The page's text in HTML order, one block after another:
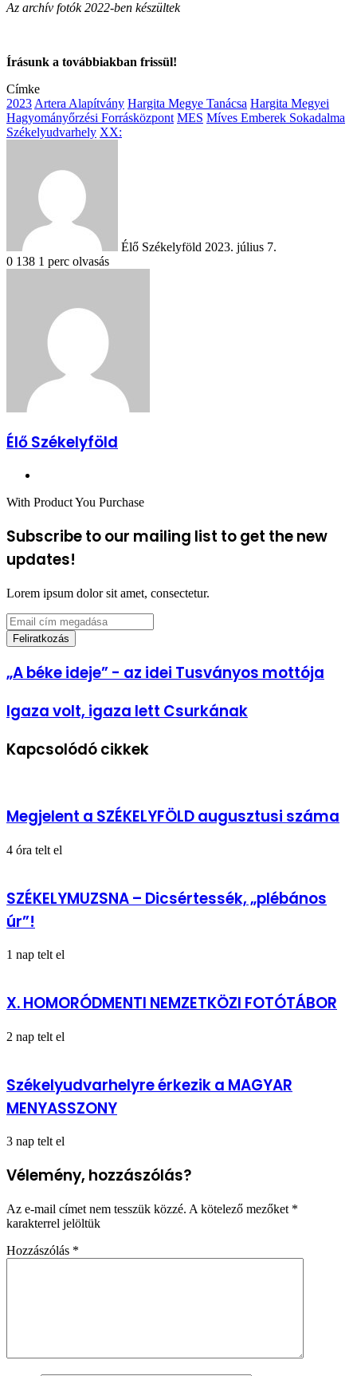
Az archív fotók 2022-ben készültek
Írásunk a továbbiakban frissül!
Címke
2023 Artera Alapítvány Hargita Megye Tanácsa Hargita Megyei
Hagyományőrzési Forrásközpont MES Míves Emberek Sokadalma
Székelyudvarhely XX:
Élő Székelyföld 2023. július 7.
0 138 1 perc olvasás
Élő Székelyföld
With Product You Purchase
Subscribe to our mailing list to get the new
updates!
Lorem ipsum dolor sit amet, consectetur.
Email
cím
megadása
„A
béke
az
Tusványos
„A béke ideje” - az idei Tusványos mottója
Igaza
volt,
lett
Csurkának
Igaza volt, igaza lett Csurkának
Kapcsolódó cikkek
Megjelent a SZÉKELYFÖLD augusztusi száma
4 óra telt el
SZÉKELYMUZSNA – Dicsértessék, „plébános
úr”!
1 nap telt el
X. HOMORÓDMENTI NEMZETKÖZI FOTÓTÁBOR
2 nap telt el
Székelyudvarhelyre érkezik a MAGYAR
MENYASSZONY
3 nap telt el
Vélemény, hozzászólás?
Az e-mail címet nem tesszük közzé. A kötelező mezőket *
karakterrel jelöltük
Hozzászólás *